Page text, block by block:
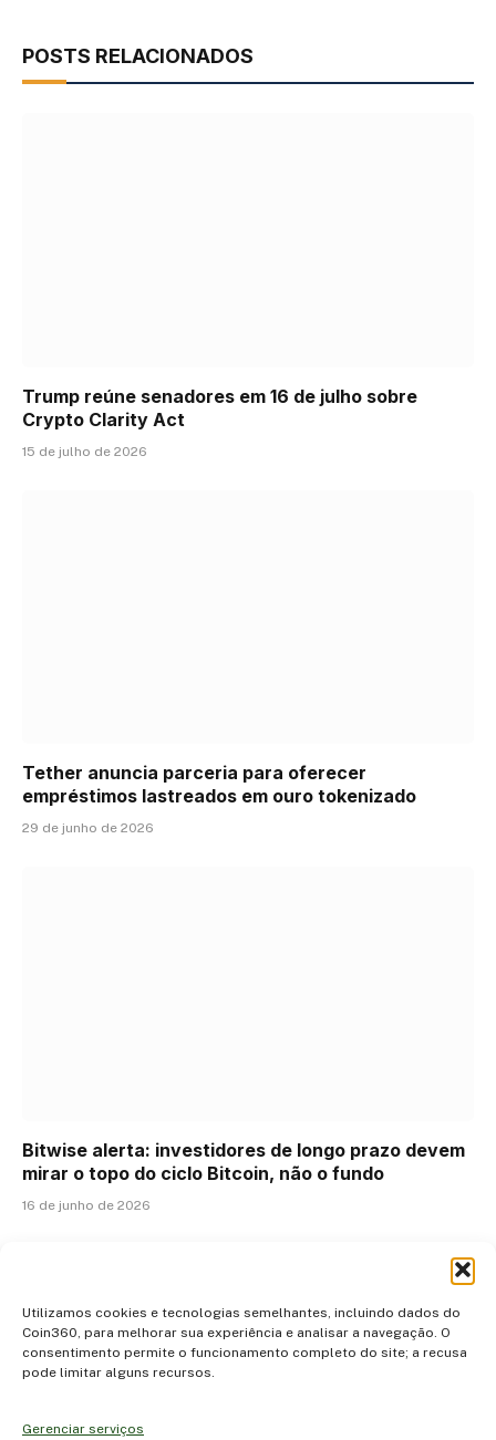
Utilizamos cookies e tecnologias semelhantes, incluindo dados do
Coin360, para melhorar sua experiência e analisar a navegação. O
consentimento permite o funcionamento completo do site; a recusa
pode limitar alguns recursos.
Gerenciar serviços
POSTS RELACIONADOS
Trump reúne senadores em 16 de julho sobre
Crypto Clarity Act
15 de julho de 2026
Tether anuncia parceria para oferecer
empréstimos lastreados em ouro tokenizado
29 de junho de 2026
Bitwise alerta: investidores de longo prazo devem
mirar o topo do ciclo Bitcoin, não o fundo
16 de junho de 2026